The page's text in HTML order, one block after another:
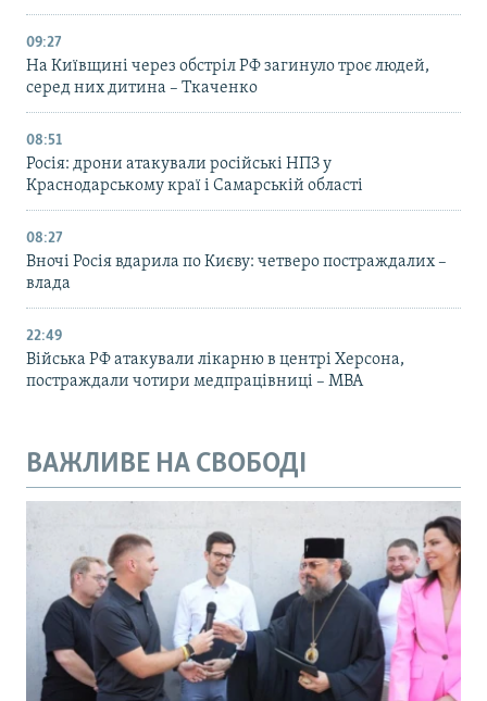
09:27
На Київщині через обстріл РФ загинуло троє людей,
серед них дитина – Ткаченко
08:51
Росія: дрони атакували російські НПЗ у
Краснодарському краї і Самарській області
08:27
Вночі Росія вдарила по Києву: четверо постраждалих –
влада
22:49
Війська РФ атакували лікарню в центрі Херсона,
постраждали чотири медпрацівниці – МВА
ВАЖЛИВЕ НА СВОБОДІ